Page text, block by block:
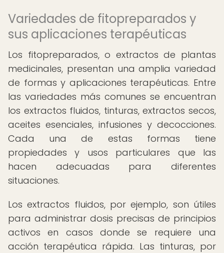
Variedades de fitopreparados y
sus aplicaciones terapéuticas
Los fitopreparados, o extractos de plantas
medicinales, presentan una amplia variedad
de formas y aplicaciones terapéuticas. Entre
las variedades más comunes se encuentran
los extractos fluidos, tinturas, extractos secos,
aceites esenciales, infusiones y decocciones.
Cada una de estas formas tiene
propiedades y usos particulares que las
hacen adecuadas para diferentes
situaciones.
Los extractos fluidos, por ejemplo, son útiles
para administrar dosis precisas de principios
activos en casos donde se requiere una
acción terapéutica rápida. Las tinturas, por